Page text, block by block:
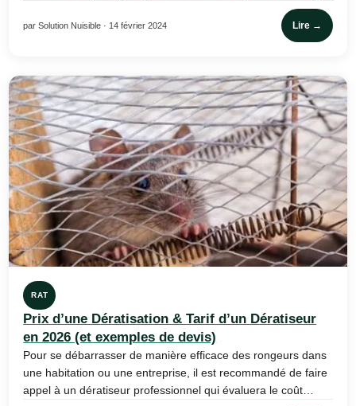
par Solution Nuisible · 14 février 2024 Lire →
RAT
Prix d’une Dératisation & Tarif d’un Dératiseur
en 2026 (et exemples de devis)
Pour se débarrasser de manière efficace des rongeurs dans
une habitation ou une entreprise, il est recommandé de faire
appel à un dératiseur professionnel qui évaluera le coût…